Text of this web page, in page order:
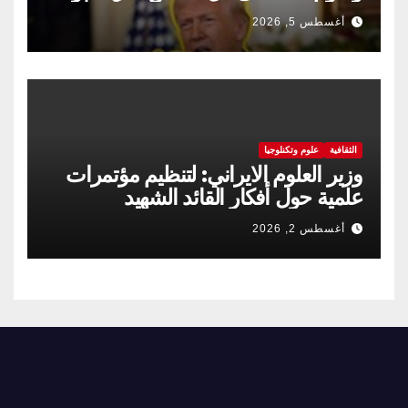
مضيق هرمز
أغسطس 5, 2026
الثقافية علوم وتكنلوجيا
وزير العلوم الايراني: لتنظيم مؤتمرات
علمية حول أفكار القائد الشهيد
أغسطس 2, 2026